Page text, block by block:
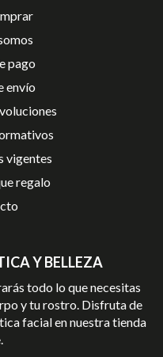
Y BELLEZA
todo lo que necesitas
y tu rostro. Disfruta de
facial en nuestra tienda
pago
envío
vigentes
regalo